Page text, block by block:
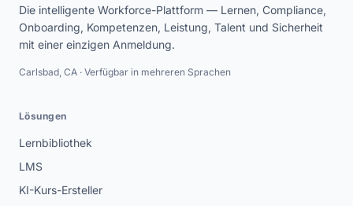
Die intelligente Workforce-Plattform — Lernen, Compliance,
Onboarding, Kompetenzen, Leistung, Talent und Sicherheit
mit einer einzigen Anmeldung.
Carlsbad, CA · Verfügbar in mehreren Sprachen
Lösungen
Lernbibliothek
LMS
KI-Kurs-Ersteller